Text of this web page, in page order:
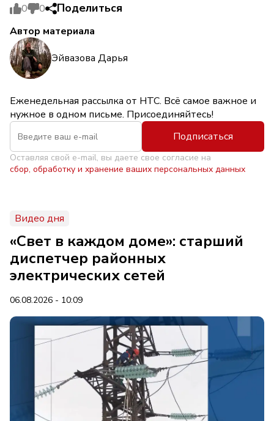
0 0 Поделиться
Автор материала
Эйвазова Дарья
Еженедельная рассылка от НТС. Всё самое важное и
нужное в одном письме. Присоединяйтесь!
Подписаться
Оставляя свой e-mail, вы даете свое согласие на
сбор, обработку и хранение ваших персональных данных
Видео дня
«Свет в каждом доме»: старший
диспетчер районных
электрических сетей
06.08.2026 - 10:09